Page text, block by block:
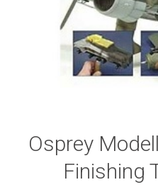
Osprey
Finishing